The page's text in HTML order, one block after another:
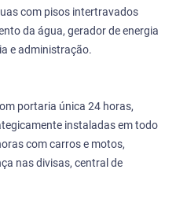
com pisos intertravados
da água, gerador de energia
e administração.
portaria única 24 horas,
instaladas em todo
com carros e motos,
nas divisas, central de